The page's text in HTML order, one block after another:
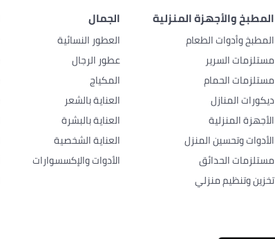
المطبخ والأجهزة المنزلية
المطبخ وأدوات الطعام
مستلزمات السرير
مستلزمات الحمام
ديكورات المنازل
الأجهزة المنزلية
الأدوات وتحسين المنزل
مستلزمات الحدائق
تخزين وتنظيم منزلي
الجمال
العطور النسائية
عطور الرجال
المكياج
العناية بالشعر
العناية بالبشرة
العناية الشخصية
الأدوات والإكسسوارات